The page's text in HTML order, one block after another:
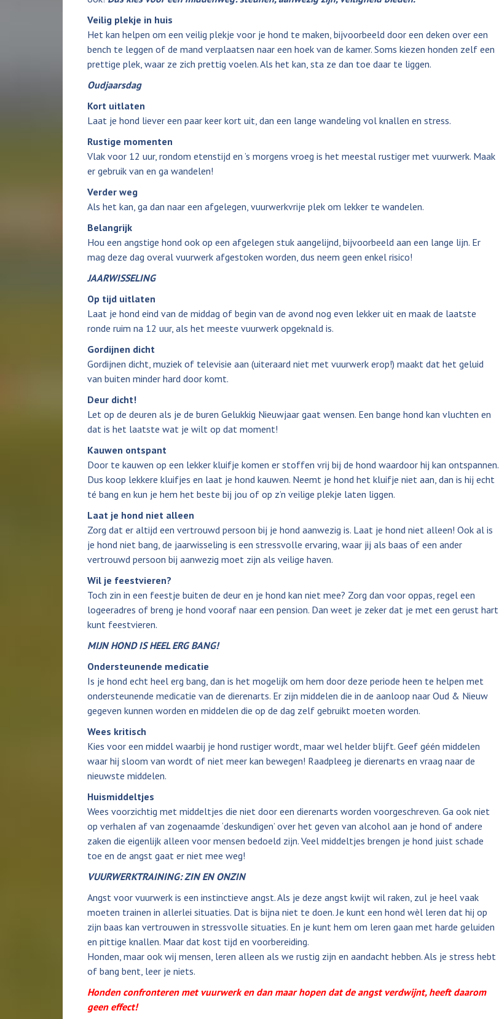
Veilig plekje in huis
Het kan helpen om een veilig plekje voor je hond te maken, bijvoorbeeld door een deken over een
bench te leggen of de mand verplaatsen naar een hoek van de kamer. Soms kiezen honden zelf een
prettige plek, waar ze zich prettig voelen. Als het kan, sta ze dan toe daar te liggen.
Oudjaarsdag
Kort uitlaten
Laat je hond liever een paar keer kort uit, dan een lange wandeling vol knallen en stress.
Rustige momenten
Vlak voor 12 uur, rondom etenstijd en ’s morgens vroeg is het meestal rustiger met vuurwerk. Maak
er gebruik van en ga wandelen!
Verder weg
Als het kan, ga dan naar een afgelegen, vuurwerkvrije plek om lekker te wandelen.
Belangrijk
Hou een angstige hond ook op een afgelegen stuk aangelijnd, bijvoorbeeld aan een lange lijn. Er
mag deze dag overal vuurwerk afgestoken worden, dus neem geen enkel risico!
JAARWISSELING
Op tijd uitlaten
Laat je hond eind van de middag of begin van de avond nog even lekker uit en maak de laatste
ronde ruim na 12 uur, als het meeste vuurwerk opgeknald is.
Gordijnen dicht
Gordijnen dicht, muziek of televisie aan (uiteraard niet met vuurwerk erop!) maakt dat het geluid
van buiten minder hard door komt.
Deur dicht!
Let op de deuren als je de buren Gelukkig Nieuwjaar gaat wensen. Een bange hond kan vluchten en
dat is het laatste wat je wilt op dat moment!
Kauwen ontspant
Door te kauwen op een lekker kluifje komen er stoffen vrij bij de hond waardoor hij kan ontspannen.
Dus koop lekkere kluifjes en laat je hond kauwen. Neemt je hond het kluifje niet aan, dan is hij echt
té bang en kun je hem het beste bij jou of op z’n veilige plekje laten liggen.
Laat je hond niet alleen
Zorg dat er altijd een vertrouwd persoon bij je hond aanwezig is. Laat je hond niet alleen! Ook al is
je hond niet bang, de jaarwisseling is een stressvolle ervaring, waar jij als baas of een ander
vertrouwd persoon bij aanwezig moet zijn als veilige haven.
Wil je feestvieren?
Toch zin in een feestje buiten de deur en je hond kan niet mee? Zorg dan voor oppas, regel een
logeeradres of breng je hond vooraf naar een pension. Dan weet je zeker dat je met een gerust hart
kunt feestvieren.
MIJN HOND IS HEEL ERG BANG!
Ondersteunende medicatie
Is je hond echt heel erg bang, dan is het mogelijk om hem door deze periode heen te helpen met
ondersteunende medicatie van de dierenarts. Er zijn middelen die in de aanloop naar Oud & Nieuw
gegeven kunnen worden en middelen die op de dag zelf gebruikt moeten worden.
Wees kritisch
Kies voor een middel waarbij je hond rustiger wordt, maar wel helder blijft. Geef géén middelen
waar hij sloom van wordt of niet meer kan bewegen! Raadpleeg je dierenarts en vraag naar de
nieuwste middelen.
Huismiddeltjes
Wees voorzichtig met middeltjes die niet door een dierenarts worden voorgeschreven. Ga ook niet
op verhalen af van zogenaamde ‘deskundigen’ over het geven van alcohol aan je hond of andere
zaken die eigenlijk alleen voor mensen bedoeld zijn. Veel middeltjes brengen je hond juist schade
toe en de angst gaat er niet mee weg!
VUURWERKTRAINING: ZIN EN ONZIN
Angst voor vuurwerk is een instinctieve angst. Als je deze angst kwijt wil raken, zul je heel vaak
moeten trainen in allerlei situaties. Dat is bijna niet te doen. Je kunt een hond wèl leren dat hij op
zijn baas kan vertrouwen in stressvolle situaties. En je kunt hem om leren gaan met harde geluiden
en pittige knallen. Maar dat kost tijd en voorbereiding.
Honden, maar ook wij mensen, leren alleen als we rustig zijn en aandacht hebben. Als je stress hebt
of bang bent, leer je niets.
Honden confronteren met vuurwerk en dan maar hopen dat de angst verdwijnt, heeft daarom
geen effect!